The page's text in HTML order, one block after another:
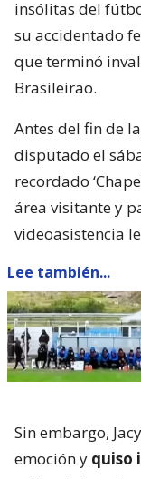
insólitas del
su accidentado
que terminó
Brasileirao.
Antes del fin de
disputado el
recordado
área visitante y
videoasistencia
Lee también...
Sin embargo,
emoción y quiso